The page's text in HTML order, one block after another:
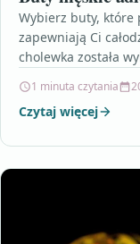
Wybierz buty,
zapewniają Ci
cholewka została
1 minuta czytania
Czytaj więcej